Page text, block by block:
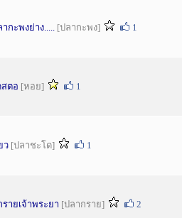
กะพงย่าง..... [ปลากะพง] 1
ตอ [หอย] 1
ว [ปลาชะโด] 1
ายเจ้าพระยา [ปลากราย] 2